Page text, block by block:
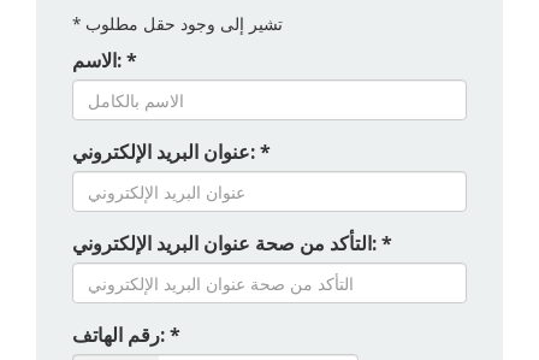
* تشير إلى وجود حقل مطلوب
الاسم: *
عنوان البريد الإلكتروني: *
التأكد من صحة عنوان البريد الإلكتروني: *
رقم الهاتف: *